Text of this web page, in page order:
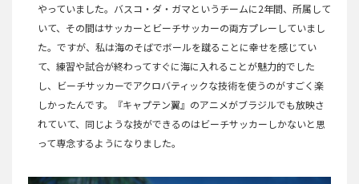
やっていました。バスコ・ダ・ガマというチームに2年間、所属して
いて、その間はサッカーとビーチサッカーの両方プレーしていまし
た。ですが、私は海のそばでボールを蹴ることに幸せを感じてい
て、練習や試合が終わってすぐに海に入れることが魅力的でした
し、ビーチサッカーでアクロバティックな技術を使うのがすごく楽
しかったんです。『キャプテン翼』のアニメがブラジルでも放映さ
れていて、同じような技ができるのはビーチサッカーしかないと思
って専念するようになりました。